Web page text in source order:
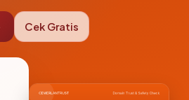
Cek Gratis